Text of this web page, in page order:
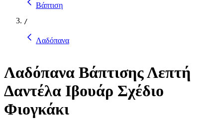
Βάπτιση
/
Λαδόπανα
Λαδόπανα Βάπτισης Λεπτή
Δαντέλα Ιβουάρ Σχέδιο
Φιογκάκι